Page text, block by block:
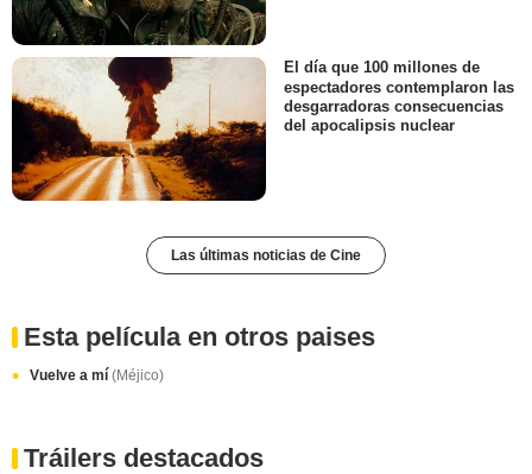
El día que 100 millones de
espectadores contemplaron las
desgarradoras consecuencias
del apocalipsis nuclear
Las últimas noticias de Cine
Esta película en otros paises
Vuelve a mí (Méjico)
Tráilers destacados